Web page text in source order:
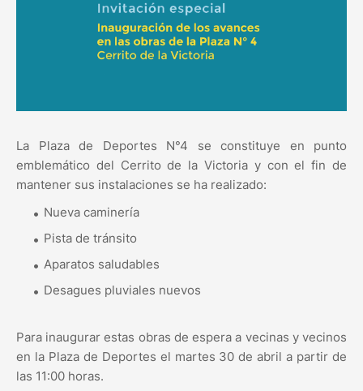
La Plaza de Deportes N°4 se constituye en punto
emblemático del Cerrito de la Victoria y con el fin de
mantener sus instalaciones se ha realizado:
Nueva caminería
Pista de tránsito
Aparatos saludables
Desagues pluviales nuevos
Para inaugurar estas obras de espera a vecinas y vecinos
en la Plaza de Deportes el martes 30 de abril a partir de
las 11:00 horas.